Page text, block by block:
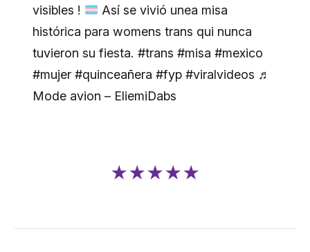
visibles !
Así se vivió unea misa
histórica para womens trans qui nunca
tuvieron su fiesta. #trans #misa #mexico
#mujer #quinceañera #fyp #viralvideos ♬
Mode avion – EliemiDabs
★★★★★